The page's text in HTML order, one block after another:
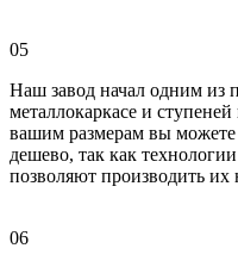
05
Наш завод начал одним из
металлокаркасе и
вашим размерам вы можете
дешево, так как
позволяют производить их
06